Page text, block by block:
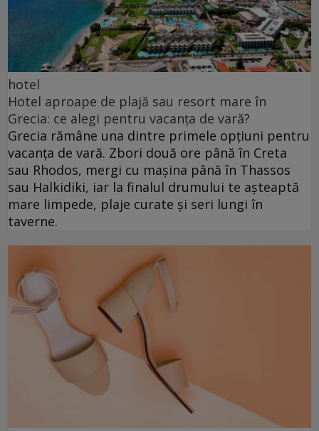
hotel
Hotel aproape de plajă sau resort mare în
Grecia: ce alegi pentru vacanța de vară?
Grecia rămâne una dintre primele opțiuni pentru
vacanța de vară. Zbori două ore până în Creta
sau Rhodos, mergi cu mașina până în Thassos
sau Halkidiki, iar la finalul drumului te așteaptă
mare limpede, plaje curate și seri lungi în
taverne.